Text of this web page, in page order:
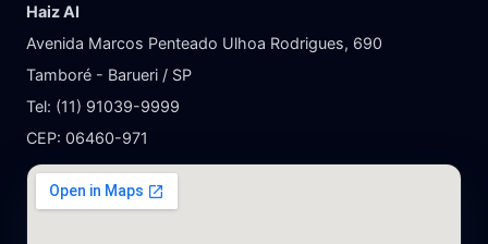
Haiz AI
Avenida Marcos Penteado Ulhoa Rodrigues, 690
Tamboré - Barueri / SP
Tel: (11) 91039-9999
CEP: 06460-971